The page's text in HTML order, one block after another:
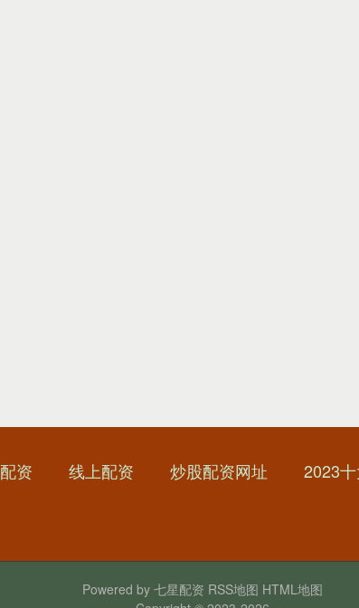
资 线上配资 炒股配资网址 2023
Powered by 七星配资 RSS地图 HTML地图